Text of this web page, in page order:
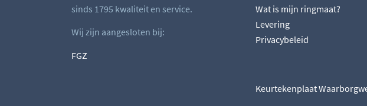
sinds 1795 kwaliteit en service.
Wij zijn aangesloten bij:
FGZ
Wat is mijn ringmaat?
Levering
Privacybeleid
Keurtekenplaat